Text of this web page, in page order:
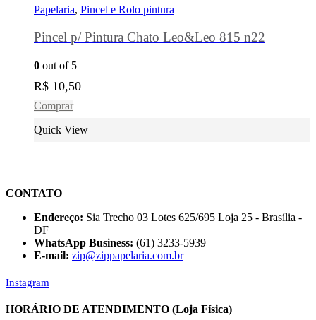
Papelaria, Pincel e Rolo pintura
Pincel p/ Pintura Chato Leo&Leo 815 n22
0 out of 5
R$ 10,50
Comprar
Quick View
CONTATO
Endereço: Sia Trecho 03 Lotes 625/695 Loja 25 - Brasília -
DF
WhatsApp Business: (61) 3233-5939
E-mail: zip@zippapelaria.com.br
Instagram
HORÁRIO DE ATENDIMENTO (Loja Física)